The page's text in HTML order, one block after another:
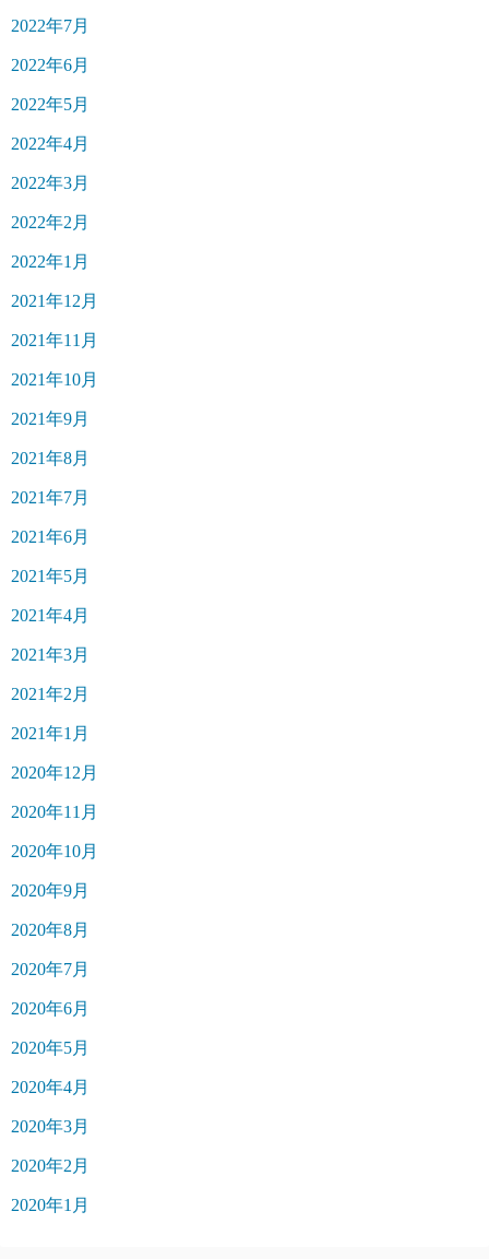
2022年7月
2022年6月
2022年5月
2022年4月
2022年3月
2022年2月
2022年1月
2021年12月
2021年11月
2021年10月
2021年9月
2021年8月
2021年7月
2021年6月
2021年5月
2021年4月
2021年3月
2021年2月
2021年1月
2020年12月
2020年11月
2020年10月
2020年9月
2020年8月
2020年7月
2020年6月
2020年5月
2020年4月
2020年3月
2020年2月
2020年1月